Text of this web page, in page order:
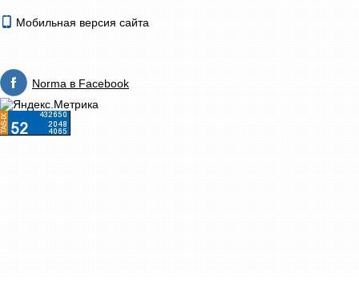
Мобильная версия сайта
Norma в Facebook